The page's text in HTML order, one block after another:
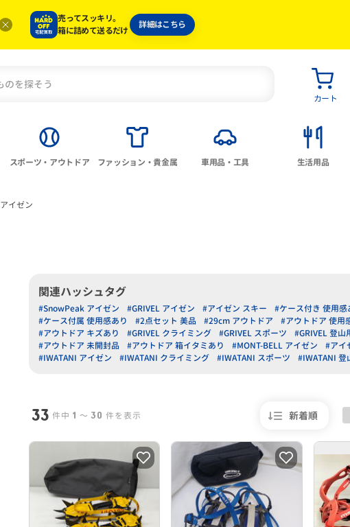
売ってスッキリ。
箱に詰めて送るだけ
詳細はこちら
カート
スポーツ・アウトドア ファッション・貴金属 車用品・工具 生活用品
アイゼン
関連ハッシュタグ
#SnowPeak アイゼン #GRIVEL アイゼン #アイゼン スキー
#ケース付き 使用感
#ケース付属 使用感あり
#2点セット 美品 #29cm アウトドア
#アウトドア 使用
#アウトドア キズあり
#GRIVEL クライミング #GRIVEL スポーツ
#GRIVEL 登山
#アウトドア 未開封品
#アウトドア 箱イタミあり #MONT-BELL アイゼン
#アイ
#IWATANI アイゼン
#IWATANI クライミング #IWATANI スポーツ #IWATANI 登
33 件中 1 〜 30 件を表示 新着順